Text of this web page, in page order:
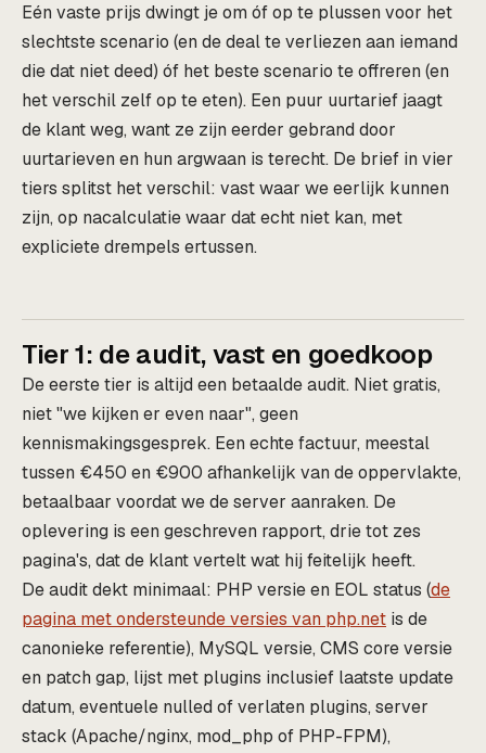
Eén vaste prijs dwingt je om óf op te plussen voor het
slechtste scenario (en de deal te verliezen aan iemand
die dat niet deed) óf het beste scenario te offreren (en
het verschil zelf op te eten). Een puur uurtarief jaagt
de klant weg, want ze zijn eerder gebrand door
uurtarieven en hun argwaan is terecht. De brief in vier
tiers splitst het verschil: vast waar we eerlijk kunnen
zijn, op nacalculatie waar dat echt niet kan, met
expliciete drempels ertussen.
Tier 1: de audit, vast en goedkoop
De eerste tier is altijd een betaalde audit. Niet gratis,
niet "we kijken er even naar", geen
kennismakingsgesprek. Een echte factuur, meestal
tussen €450 en €900 afhankelijk van de oppervlakte,
betaalbaar voordat we de server aanraken. De
oplevering is een geschreven rapport, drie tot zes
pagina's, dat de klant vertelt wat hij feitelijk heeft.
De audit dekt minimaal: PHP versie en EOL status (de
pagina met ondersteunde versies van php.net is de
canonieke referentie), MySQL versie, CMS core versie
en patch gap, lijst met plugins inclusief laatste update
datum, eventuele nulled of verlaten plugins, server
stack (Apache/nginx, mod_php of PHP-FPM),